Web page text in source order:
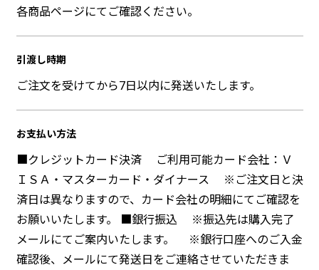
各商品ページにてご確認ください。
引渡し時期
ご注文を受けてから7日以内に発送いたします。
お支払い方法
■クレジットカード決済 ご利用可能カード会社：Ｖ
ＩＳＡ・マスターカード・ダイナース ※ご注文日と決
済日は異なりますので、カード会社の明細にてご確認を
お願いいたします。 ■銀行振込 ※振込先は購入完了
メールにてご案内いたします。 ※銀行口座へのご入金
確認後、メールにて発送日をご連絡させていただきま